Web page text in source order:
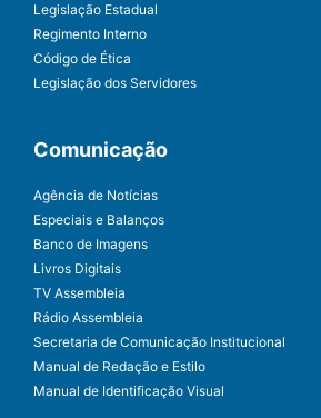
Legislação Estadual
Regimento Interno
Código de Ética
Legislação dos Servidores
Comunicação
Agência de Notícias
Especiais e Balanços
Banco de Imagens
Livros Digitais
TV Assembleia
Rádio Assembleia
Secretaria de Comunicação Institucional
Manual de Redação e Estilo
Manual de Identificação Visual